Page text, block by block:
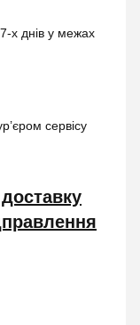
х днів у межах
сервісу